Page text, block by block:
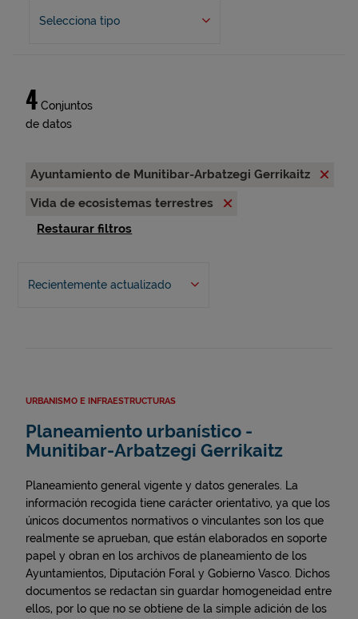
Selecciona tipo
4 Conjuntos
de datos
Ayuntamiento de Munitibar-Arbatzegi Gerrikaitz
Vida de ecosistemas terrestres
Restaurar filtros
Recientemente actualizado
URBANISMO E INFRAESTRUCTURAS
Planeamiento urbanístico -
Munitibar-Arbatzegi Gerrikaitz
Planeamiento general vigente y datos generales. La
información recogida tiene carácter orientativo, ya que los
únicos documentos normativos o vinculantes son los que
realmente se aprueban, que están elaborados en soporte
papel y obran en los archivos de planeamiento de los
Ayuntamientos, Diputación Foral y Gobierno Vasco. Dichos
documentos se redactan sin guardar homogeneidad entre
ellos, por lo que no se obtiene de la simple adición de los